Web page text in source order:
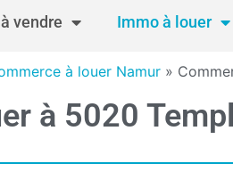
vendre Immo à louer
à louer Namur »
à 5020